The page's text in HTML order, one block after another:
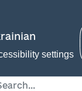
settings